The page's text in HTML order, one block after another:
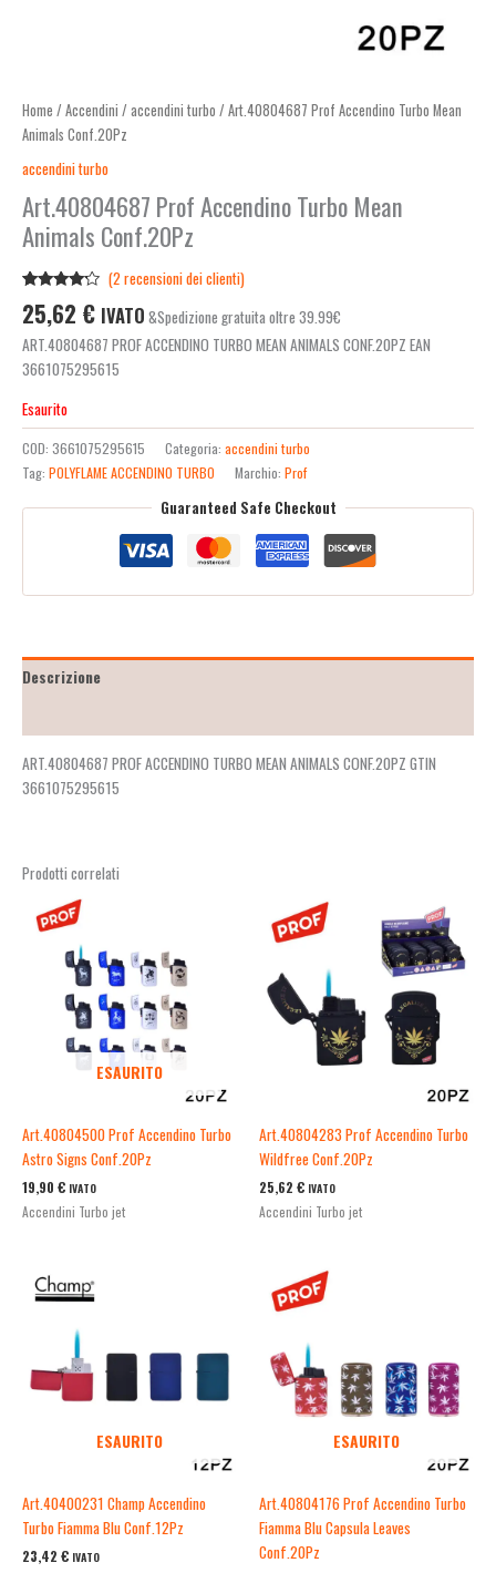
Home / Accendini / accendini turbo / Art.40804687 Prof Accendino Turbo Mean
Animals Conf.20Pz
accendini turbo
Art.40804687 Prof Accendino Turbo Mean
Animals Conf.20Pz
4.00
su
5 su
base di
(2 recensioni dei clienti)
25,62 € IVATO &Spedizione gratuita oltre 39.99€
ART.40804687 PROF ACCENDINO TURBO MEAN ANIMALS CONF.20PZ EAN
3661075295615
Esaurito
COD: 3661075295615 Categoria: accendini turbo
Tag: POLYFLAME ACCENDINO TURBO Marchio: Prof
Guaranteed Safe Checkout
Descrizione
ART.40804687 PROF ACCENDINO TURBO MEAN ANIMALS CONF.20PZ GTIN
3661075295615
Prodotti correlati
ESAURITO
Art.40804500 Prof Accendino Turbo
Astro Signs Conf.20Pz
19,90 € IVATO
Accendini Turbo jet
Art.40804283 Prof Accendino Turbo
Wildfree Conf.20Pz
25,62 € IVATO
Accendini Turbo jet
ESAURITO
Art.40400231 Champ Accendino
Turbo Fiamma Blu Conf.12Pz
23,42 € IVATO
ESAURITO
Art.40804176 Prof Accendino Turbo
Fiamma Blu Capsula Leaves
Conf.20Pz